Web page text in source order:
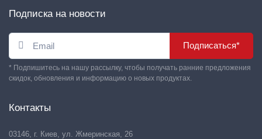
Подписка на новости
Подписаться*
* Подпишитесь на нашу рассылку, чтобы получать ранние предложения
скидок, обновления и информацию о новых продуктах.
Контакты
03146, г. Киев, ул. Жмеринская, 26